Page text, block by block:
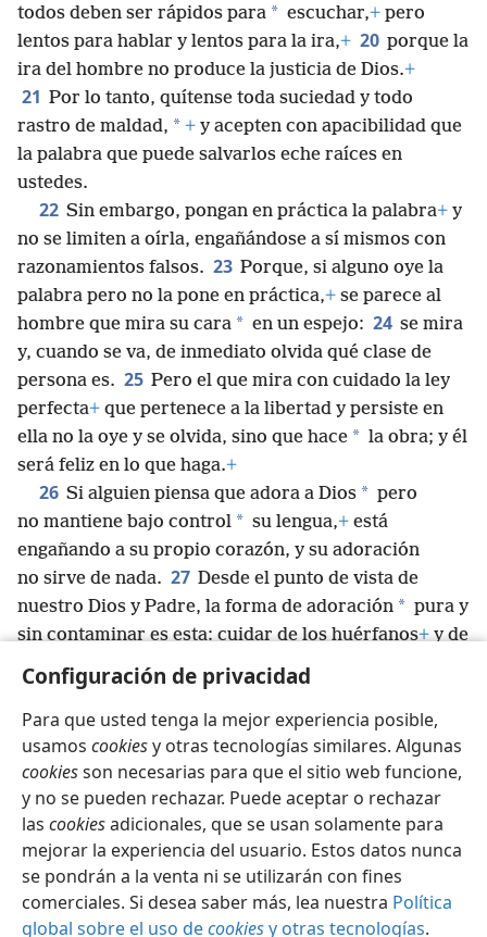
Configuración de privacidad
Para que usted tenga la mejor experiencia posible,
usamos cookiesy otras tecnologías similares. Algunas
cookiesson necesarias para que el sitio web funcione,
y no se pueden rechazar. Puede aceptar o rechazar
las cookiesadicionales, que se usan solamente para
mejorar la experiencia del usuario. Estos datos nunca
se pondrán a la venta ni se utilizarán con fines
comerciales. Si desea saber más, lea nuestra Política
global sobre el uso decookiesy otras tecnologías.
todos deben ser rápidos para * escuchar,+ pero
lentos para hablar y lentos para la ira,+ 20 porque la
ira del hombre no produce la justicia de Dios.+
21 Por lo tanto, quítense toda suciedad y todo
rastro de maldad, * + y acepten con apacibilidad que
la palabra que puede salvarlos eche raíces en
ustedes.
22 Sin embargo, pongan en práctica la palabra+ y
no se limiten a oírla, engañándose a sí mismos con
razonamientos falsos. 23 Porque, si alguno oye la
palabra pero no la pone en práctica,+ se parece al
hombre que mira su cara * en un espejo: 24 se mira
y, cuando se va, de inmediato olvida qué clase de
persona es. 25 Pero el que mira con cuidado la ley
perfecta+ que pertenece a la libertad y persiste en
ella no la oye y se olvida, sino que hace * la obra; y él
será feliz en lo que haga.+
26 Si alguien piensa que adora a Dios * pero
no mantiene bajo control * su lengua,+ está
engañando a su propio corazón, y su adoración
no sirve de nada. 27 Desde el punto de vista de
nuestro Dios y Padre, la forma de adoración * pura y
sin contaminar es esta: cuidar de los huérfanos+y de
las viudas
en sus dificultades *
y mantenerse sin
mancha del mundo.
Español Compartir Configuración
Copyright © 2026 Watch Tower Bible and Tract Society of Pennsylvania
Condiciones de uso
Política de privacidad
Configuración de privacidad
JW.ORG Iniciar sesión